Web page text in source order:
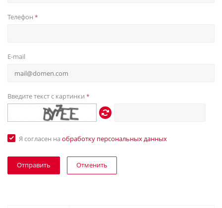
Телефон *
E-mail
Введите текст с картинки *
Я согласен на обработку персональных данных
Отменить